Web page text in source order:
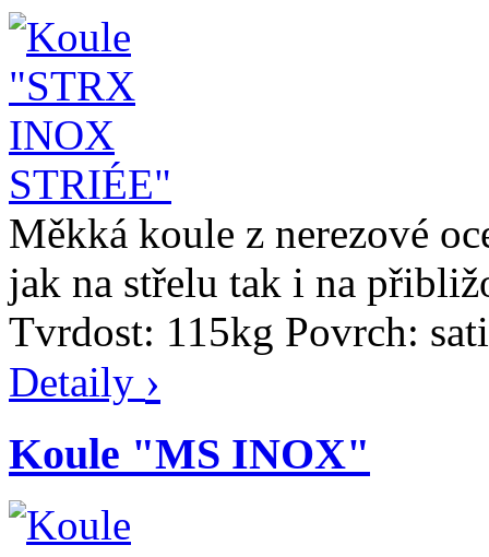
Měkká koule z nerezové
jak na střelu tak i na
Tvrdost: 115kg Povrch:
Detaily ›
Koule "MS INOX"